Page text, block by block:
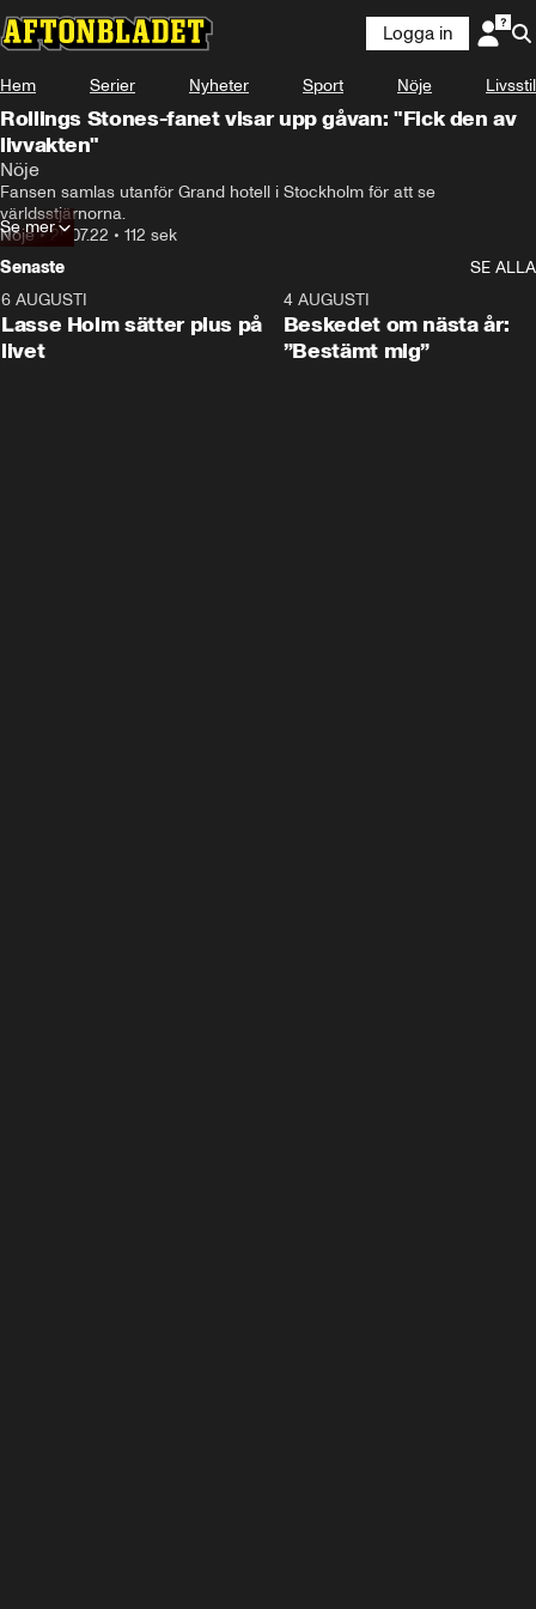
Logga in
Hem Serier Nyheter Sport Nöje Livsstil
Rollings Stones-fanet visar upp gåvan: "Fick den av
livvakten"
Nöje
Fansen samlas utanför Grand hotell i Stockholm för att se
världsstjärnorna.
Nöje•29.07.22 • 112 sek
Se mer
Senaste
SE ALLA
6 AUGUSTI
Lasse Holm sätter plus på
livet
4 AUGUSTI
Beskedet om nästa år:
”Bestämt mig”